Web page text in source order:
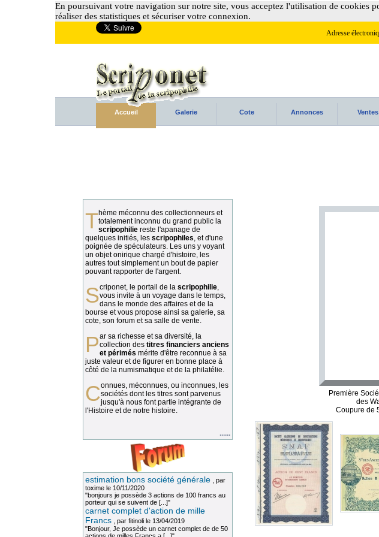
En poursuivant votre navigation sur notre site, vous acceptez l'utilisation de cookies
réaliser des statistiques et sécuriser votre connexion.
Adresse
Accueil Galerie Cote Annonces Ventes
Thème méconnu des collectionneurs ettotalement inconnu du grand public la
scripophilie reste l'apanage de
quelques initiés, les scripophiles, et d'une
poignée de spéculateurs. Les uns y voyant
un objet onirique chargé d'histoire, les
autres tout simplement un bout de papier
pouvant rapporter de l'argent.
Scriponet, le portail de la scripophilie,
vous invite à un voyage dans le temps,
dans le monde des affaires et de la
bourse et vous propose ainsi sa galerie, sa
cote, son forum et sa salle de vente.
Par sa richesse et sa diversité, lacollection des titres financiers anciens
et périmés mérite d'être reconnue à sa
juste valeur et de figurer en bonne place à
côté de la numismatique et de la philatélie.
Connues, méconnues, ou inconnues, lessociétés dont les titres sont parvenus
jusqu'à nous font partie intégrante de
l'Histoire et de notre histoire.
......
estimation bons société générale , par
toxime le 10/11/2020
"bonjours je possède 3 actions de 100 francs au
porteur qui se suivent de [...]"
carnet complet d'action de mille
Francs , par fitinoli le 13/04/2019
"Bonjour, Je possède un carnet complet de de 50
Première
des
Coupure de